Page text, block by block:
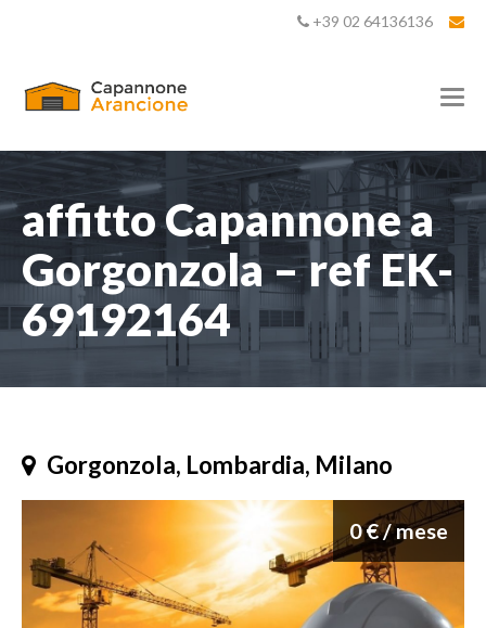
T
l
e
n
a
a
t
o
+39 02 64136136
affitto Capannone a
Gorgonzola – ref EK-
69192164
Gorgonzola, Lombardia, Milano
0 € / mese